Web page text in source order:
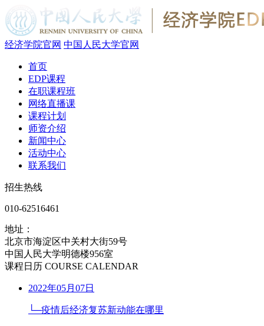
经济学院官网 中国人民大学官网
首页
EDP课程
在职课程班
网络直播课
课程计划
师资介绍
新闻中心
活动中心
联系我们
招生热线
010-62516461
地址：
北京市海淀区中关村大街59号
中国人民大学明德楼956室
课程日历 COURSE CALENDAR
2022年05月07日
└─疫情后经济复苏新动能在哪里